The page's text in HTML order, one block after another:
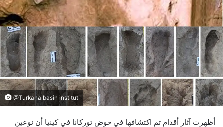
@Turkana basin institut
أظهرت آثار أقدام تم اكتشافها في حوض توركانا في كينيا أن نوعين